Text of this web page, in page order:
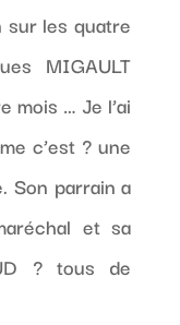
sur les quatre
MIGAULT
mois … Je l’ai
c’est ? une
Son parrain a
et sa
? tous de